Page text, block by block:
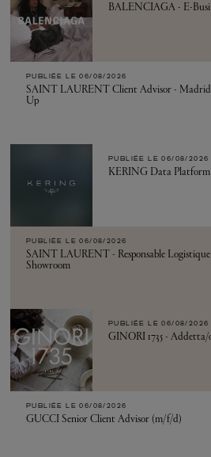
BALENCIAGA - E-
PUBLIÉE LE 06/08/2026
SAINT LAURENT Client Advisor - Madrid
Up
PUBLIÉE LE 06/08/2026
KERING Data Platform
PUBLIÉE LE 06/08/2026
SAINT LAURENT - Responsable Logistique
Showroom
PUBLIÉE LE 06/08/2026
GINORI 1735 -
PUBLIÉE LE 06/08/2026
GUCCI Senior Client Advisor (m/f/d)